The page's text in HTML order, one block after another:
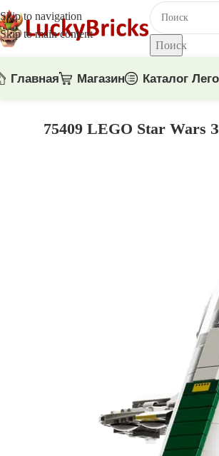
Skip to navigation
Skip to main content
Поиск
Главная Магазин Каталог Лего
75409 LEGO Star Wars